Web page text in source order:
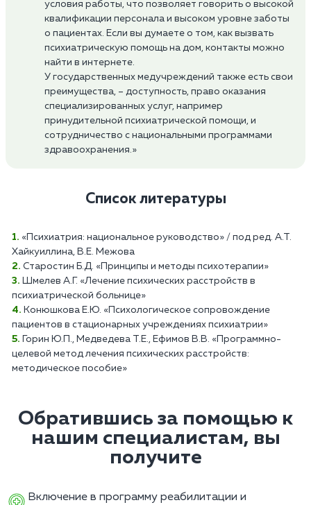
условия работы, что позволяет говорить о высокой
квалификации персонала и высоком уровне заботы
о пациентах. Если вы думаете о том, как вызвать
психиатрическую помощь на дом, контакты можно
найти в интернете.
У государственных медучреждений также есть свои
преимущества, – доступность, право оказания
специализированных услуг, например
принудительной психиатрической помощи, и
сотрудничество с национальными программами
здравоохранения.»
Список литературы
«Психиатрия: национальное руководство» / под ред. А.Т.
Хайкуиллина, В.Е. Межова
Старостин Б.Д. «Принципы и методы психотерапии»
Шмелев А.Г. «Лечение психических расстройств в
психиатрической больнице»
Конюшкова Е.Ю. «Психологическое сопровождение
пациентов в стационарных учреждениях психиатрии»
Горин Ю.П., Медведева Т.Е., Ефимов В.В. «Программно-
целевой метод лечения психических расстройств:
методическое пособие»
Обратившись за помощью к
нашим специалистам, вы
получите
Включение в программу реабилитации и